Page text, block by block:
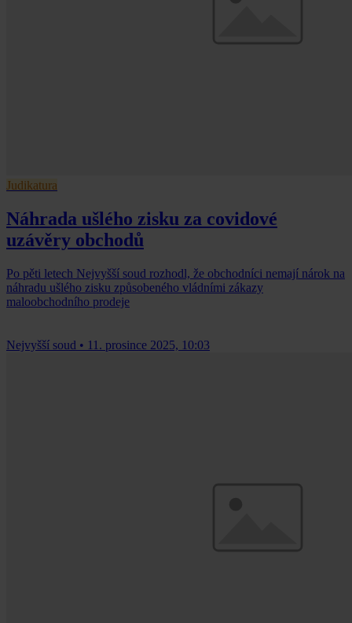
Judikatura
Náhrada ušlého zisku za covidové
uzávěry obchodů
Po pěti letech Nejvyšší soud rozhodl, že obchodníci nemají nárok na
náhradu ušlého zisku způsobeného vládními zákazy
maloobchodního prodeje
Nejvyšší soud • 11. prosince 2025, 10:03